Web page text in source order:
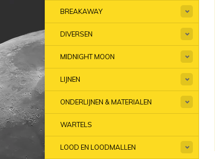
BREAKAWAY
DIVERSEN
MIDNIGHT MOON
LIJNEN
ONDERLIJNEN & MATERIALEN
WARTELS
LOOD EN LOODMALLEN